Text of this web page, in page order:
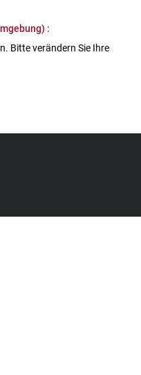
:
Bitte verändern Sie Ihre